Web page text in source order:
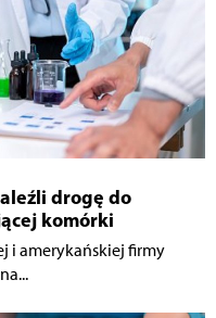
drogę do
komórki
i amerykańskiej firmy